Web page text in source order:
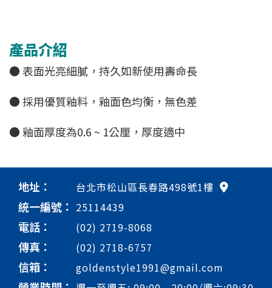
產品介紹
● 表面光亮細膩，持久如新使用壽命長
● 採用優質釉料，釉面色均衡，無色差
● 釉面厚度為0.6 ~ 1公厘，厚度適中
地址： 台北市松山區長春路498號1樓
統一編號： 25114439
電話： (02) 2719-8068
傳真： (02) 2718-6757
信箱： goldenstyle1991@gmail.com